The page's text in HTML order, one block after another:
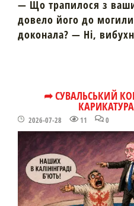
— Що трапилося з
довело його до
доконала? — Ні,
➦ СУВАЛЬСЬКИЙ
КАРИКАТУРА
2026-07-28 11 0